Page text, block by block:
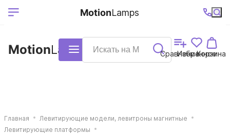
Ваш регион
Выберите ваш
+7 (495)740-
38-68
График
работы
MotionLamps Каталог Сравнение
Избранное
Корзина
MotionLamps
Главная
Левитирующие модели, левитроны магнитные
Левитирующие платформы